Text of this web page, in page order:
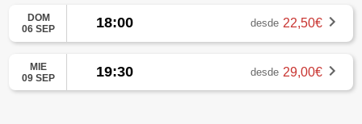
DOM
06 SEP
18:00 desde 22,50€
MIE
09 SEP
19:30 desde 29,00€